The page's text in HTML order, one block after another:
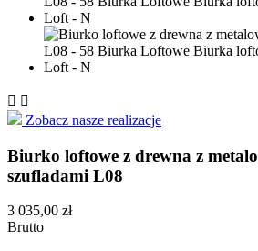
 
Zobacz nasze realizacje
Biurko loftowe z drewna z
szufladami L08
3 035,00 zł
Brutto